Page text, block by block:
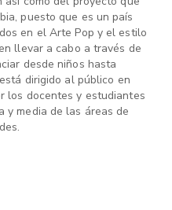
puesto que es un país
en el Arte Pop y el estilo
llevar a cabo a través de
desde niños hasta
dirigido al público en
los docentes y estudiantes
y media de las áreas de